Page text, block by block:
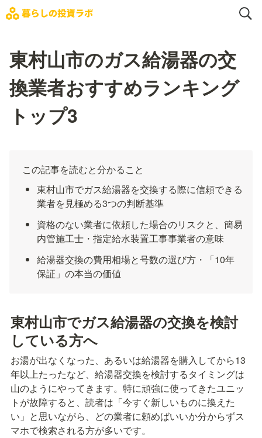
東村山市のガス給湯器の交
換業者おすすめランキング
トップ3
この記事を読むと分かること
東村山市でガス給湯器を交換する際に信頼できる
業者を見極める3つの判断基準
資格のない業者に依頼した場合のリスクと、簡易
内管施工士・指定給水装置工事事業者の意味
給湯器交換の費用相場と号数の選び方・「10年
保証」の本当の価値
東村山市でガス給湯器の交換を検討
している方へ
お湯が出なくなった、あるいは給湯器を購入してから13
年以上たったなど、給湯器交換を検討するタイミングは
山のようにやってきます。特に頑強に使ってきたユニッ
トが故障すると、読者は「今すぐ新しいものに換えた
い」と思いながら、どの業者に頼めばいいか分からずス
マホで検索される方が多いです。